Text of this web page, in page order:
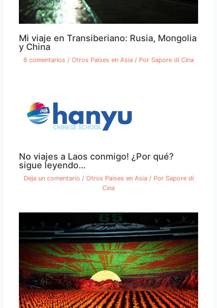
Mi viaje en Transiberiano: Rusia, Mongolia
y China
8 comentarios / Otros Países en Asia / Por Sapore di Cina
No viajes a Laos conmigo! ¿Por qué?
sigue leyendo…
Deja un comentario / Otros Países en Asia/ Por Sapore di
Cina